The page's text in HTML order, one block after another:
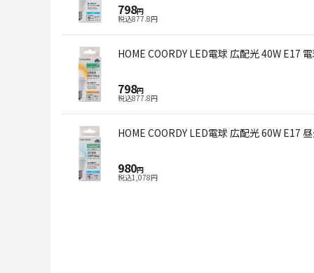
798円
税込877.8円
HOME COORDY LED電球 広配光 40W E17
798円
税込877.8円
HOME COORDY LED電球 広配光 60W E17
980円
税込1,078円